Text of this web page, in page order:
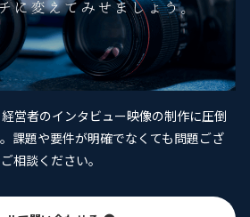
営者のインタビュー映像の制作に圧倒
課題や要件が明確でなくても問題ござ
相談ください。